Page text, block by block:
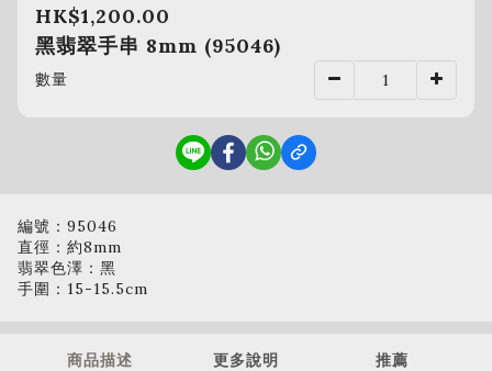
HK$1,200.00
黑翡翠手串 8mm (95046)
數量
編號：95046
直徑：約8mm
翡翠色澤：黑
手圍：15-15.5cm
商品描述 更多說明 推薦